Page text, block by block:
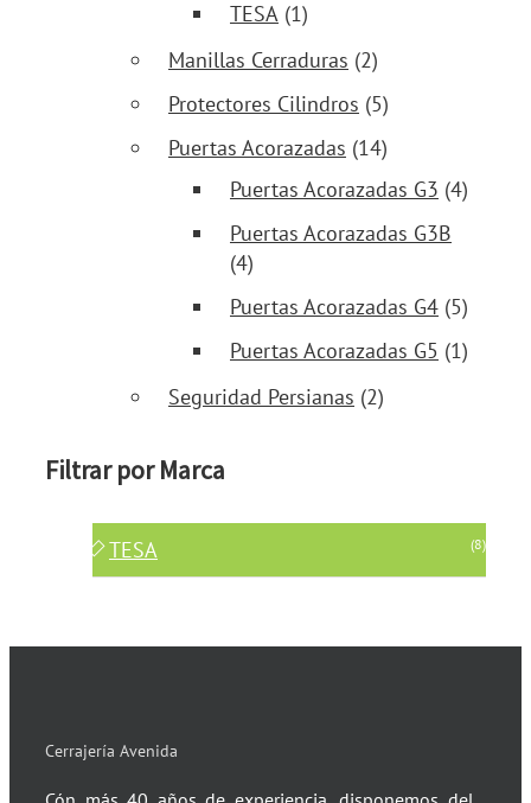
TESA (1)
Manillas Cerraduras (2)
Protectores Cilindros (5)
Puertas Acorazadas (14)
Puertas Acorazadas G3 (4)
Puertas Acorazadas G3B
(4)
Puertas Acorazadas G4 (5)
Puertas Acorazadas G5 (1)
Seguridad Persianas (2)
Filtrar por Marca
TESA (8)
Cerrajería Avenida